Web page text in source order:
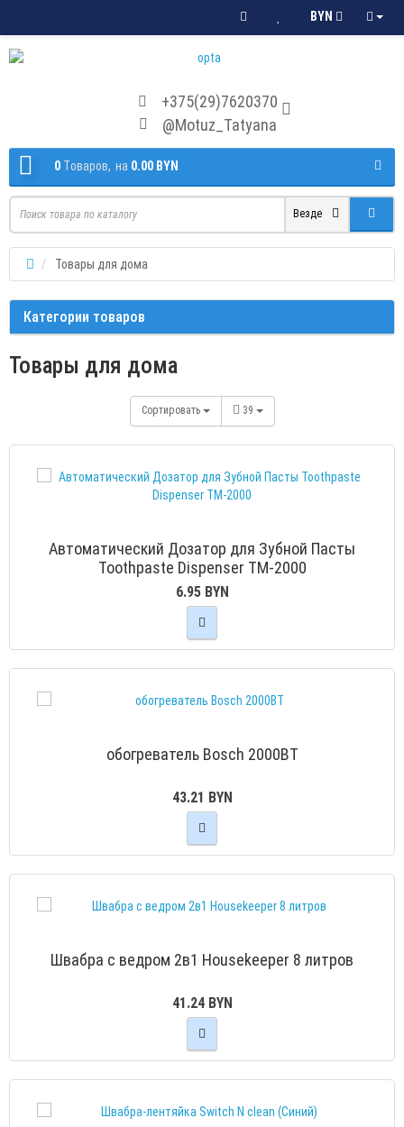
BYN
+375(29)7620370
@Motuz_Tatyana
0 Tоваров, на 0.00 BYN
Везде
Товары для дома
Категории товаров
Товары для дома
Сортировать 39
Автоматический Дозатор для Зубной Пасты
Toothpaste Dispenser TM-2000
6.95 BYN
обогреватель Bosch 2000BT
43.21 BYN
Швабра с ведром 2в1 Housekeeper 8 литров
41.24 BYN